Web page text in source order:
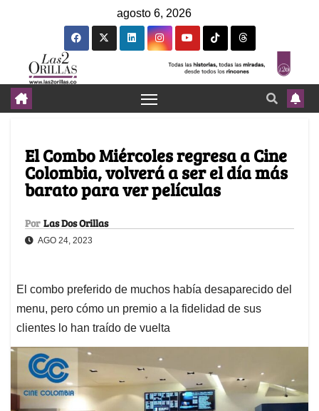
agosto 6, 2026
El Combo Miércoles regresa a Cine
Colombia, volverá a ser el día más
barato para ver películas
Por Las Dos Orillas
AGO 24, 2023
El combo preferido de muchos había desaparecido del
menu, pero cómo un premio a la fidelidad de sus
clientes lo han traído de vuelta